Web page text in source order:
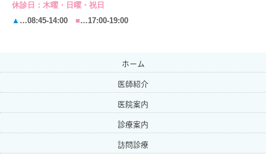
休診日： 木曜・日曜・祝日
▲ …08:45-14:00 ■…17:00-19:00
ホーム
医師紹介
医院案内
診療案内
訪問診療